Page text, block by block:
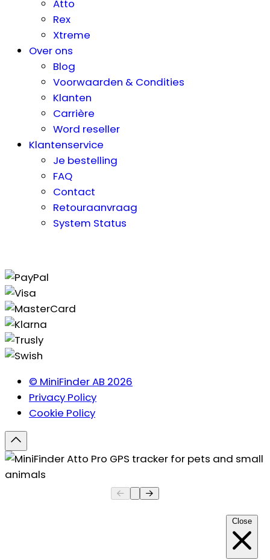
Atto
Rex
Xtreme
Over ons
Blog
Voorwaarden & Condities
Klanten
Carrière
Word reseller
Klantenservice
Je bestelling
FAQ
Contact
Retouraanvraag
System Status
© MiniFinder AB 2026
Privacy Policy
Cookie Policy
Close